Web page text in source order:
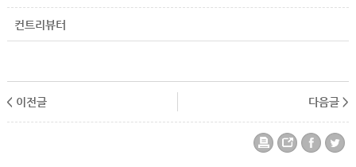
컨트리뷰터
< 이전글 다음글 >